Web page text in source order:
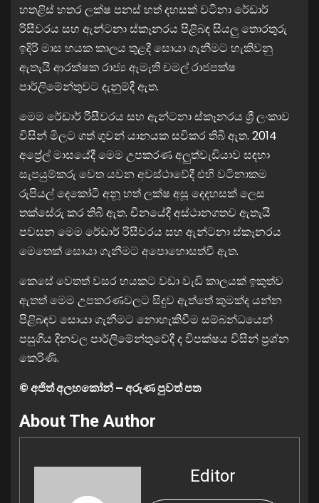
හතළිස් හතර ලක්ෂ පනස් හත් දහසක් වටිනා රේඩාර්
රිසීවරය සහ ඇන්ටනා ස්කෑනරය පිළිබඳ සියලු තොරතුරු
ඉදිරි මාස හයක කාලය තුළදී සොයා ගැනීමට හැකිවනු
ඇතැයි ආරක්ෂක රාජ්‍ය ඇමැති චමල් රාජපක්ෂ
පාර්ලිමේන්තුවට දැනුම්දී ඇත.
මෙම රේඩාර් රිසීවරය සහ ඇන්ටනා ස්කෑනරය ශ්‍රී ලංකාව
විසින් මිලට ගත් ගුවන් යානයක සවිකර තිබී ඇත. 2014
අප්‍රේල් මාසයේදී මෙම උපකරණ අලුත්වැඩියාව සඳහා
සැපයුම්කරු වෙත යවන අවස්ථාවේදී එහි වටිනාකම
රුපියල් දෙකෝටි අනූ හත් ලක්ෂ අසූ දෙදහසක් ලෙස
තක්සේරු කර තිබී ඇත. චීනයේදී අස්ථානගතව ඇතැයි
පවසන මෙම රේඩාර් රිසීවරය සහ ඇන්ටනා ස්කෑනරය
මෙතෙක් සොයා ගැනීමට අපොහොසත්වී ඇත.
කෙසේ වෙතත් වසර හයකට වඩා වැඩි කාලයක් ඉකුත්ව
ඇතත් මෙම උපකරණවලට සිදුව ඇත්තේ කුමක්ද යන්න
පිළිබඳව සොයා ගැනීමට නොහැකිවීම සම්බන්ධයෙන්
පසුගිය දිනවල පාර්ලිමේන්තුවේදී ද විපක්ෂය විසින් ප්‍රශ්න
කෙරිණි.
© අජිත් අලහකෝන් – අරුණ පුවත් පත
About The Author
Editor